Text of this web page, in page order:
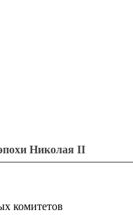
Николая II
комитетов